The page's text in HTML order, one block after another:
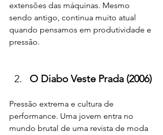
extensões das máquinas. Mesmo
sendo antigo, continua muito atual
quando pensamos em produtividade e
pressão.
O Diabo Veste Prada (2006)
Pressão extrema e cultura de
performance. Uma jovem entra no
mundo brutal de uma revista de moda